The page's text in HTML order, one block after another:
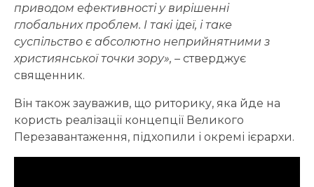
приводом ефективності у вирішенні
глобальних проблем. І такі ідеї, і таке
суспільство є абсолютно неприйнятними з
християнської точки зору», – стверджує
священник.
Він також зауважив, що риторику, яка йде на
користь реалізації концепції Великого
Перезавантаження, підхопили і окремі ієрархи.